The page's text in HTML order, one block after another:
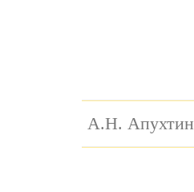
А.Н. Апухтин